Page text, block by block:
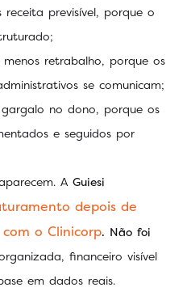
receita previsível, porque o
menos retrabalho, porque os
se comunicam;
gargalo no dono, porque os
e seguidos por
A Guiesi
depois de
o Clinicorp. Não foi
financeiro visível
em dados reais.